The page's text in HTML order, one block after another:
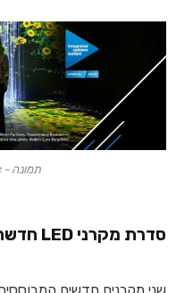
תמונה - Panasonic
סדרת מקרני LED חדשה